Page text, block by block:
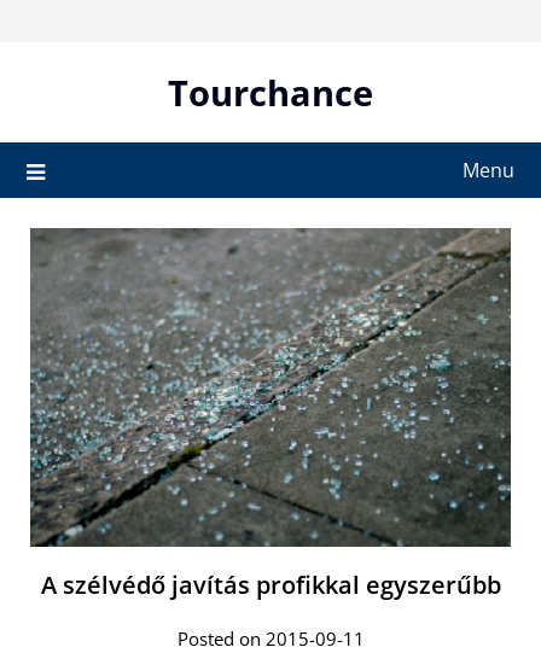
Tourchance
Menu
A szélvédő javítás profikkal egyszerűbb
Posted on 2015-09-11